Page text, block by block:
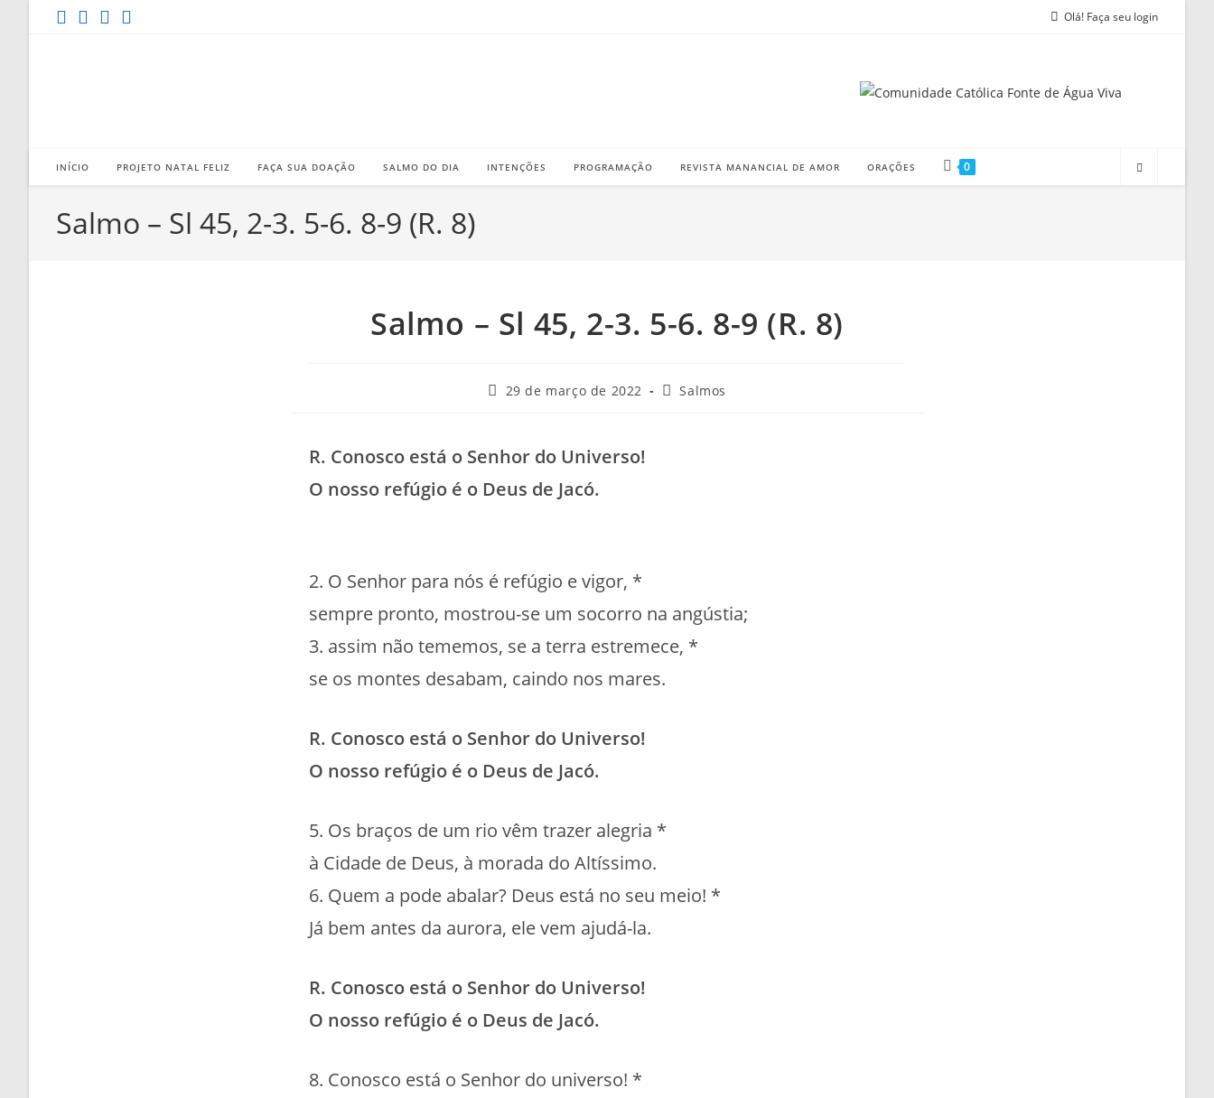
Olá! Faça seu login
INÍCIO PROJETO NATAL FELIZ FAÇA SUA DOAÇÃO SALMO DO DIA INTENÇÕES PROGRAMAÇÃO REVISTA MANANCIAL DE AMOR ORAÇÕES 0
Salmo – Sl 45, 2-3. 5-6. 8-9 (R. 8)
Salmo – Sl 45, 2-3. 5-6. 8-9 (R. 8)
Post29 de março de 2022
Categoria
Salmos
R. Conosco está o Senhor do Universo!
O nosso refúgio é o Deus de Jacó.
2. O Senhor para nós é refúgio e vigor, *
sempre pronto, mostrou-se um socorro na angústia;
3. assim não tememos, se a terra estremece, *
se os montes desabam, caindo nos mares.
R. Conosco está o Senhor do Universo!
O nosso refúgio é o Deus de Jacó.
5. Os braços de um rio vêm trazer alegria *
à Cidade de Deus, à morada do Altíssimo.
6. Quem a pode abalar? Deus está no seu meio! *
Já bem antes da aurora, ele vem ajudá-la.
R. Conosco está o Senhor do Universo!
O nosso refúgio é o Deus de Jacó.
8. Conosco está o Senhor do universo! *